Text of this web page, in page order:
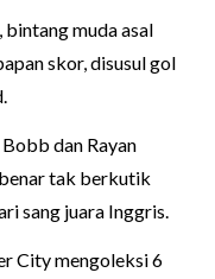
bintang muda asal
skor, disusul gol
dan Rayan
tak berkutik
sang juara Inggris.
City mengoleksi 6